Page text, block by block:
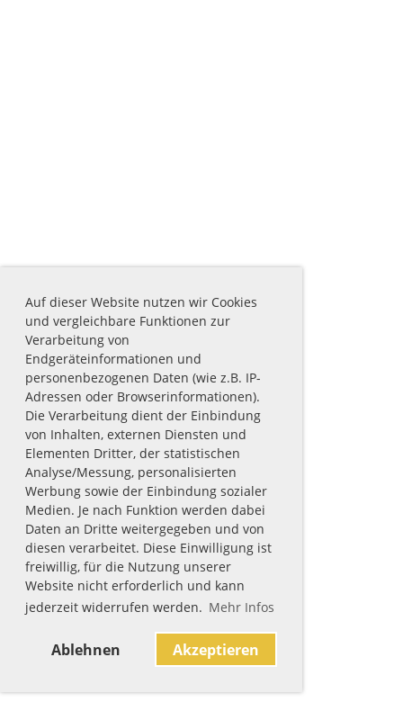
Auf dieser Website nutzen wir Cookies
und vergleichbare Funktionen zur
Verarbeitung von
Endgeräteinformationen und
personenbezogenen Daten (wie z.B. IP-
Adressen oder Browserinformationen).
Die Verarbeitung dient der Einbindung
von Inhalten, externen Diensten und
Elementen Dritter, der statistischen
Analyse/Messung, personalisierten
Werbung sowie der Einbindung sozialer
Medien. Je nach Funktion werden dabei
Daten an Dritte weitergegeben und von
diesen verarbeitet. Diese Einwilligung ist
freiwillig, für die Nutzung unserer
Website nicht erforderlich und kann
jederzeit widerrufen werden. Mehr Infos
Ablehnen Akzeptieren